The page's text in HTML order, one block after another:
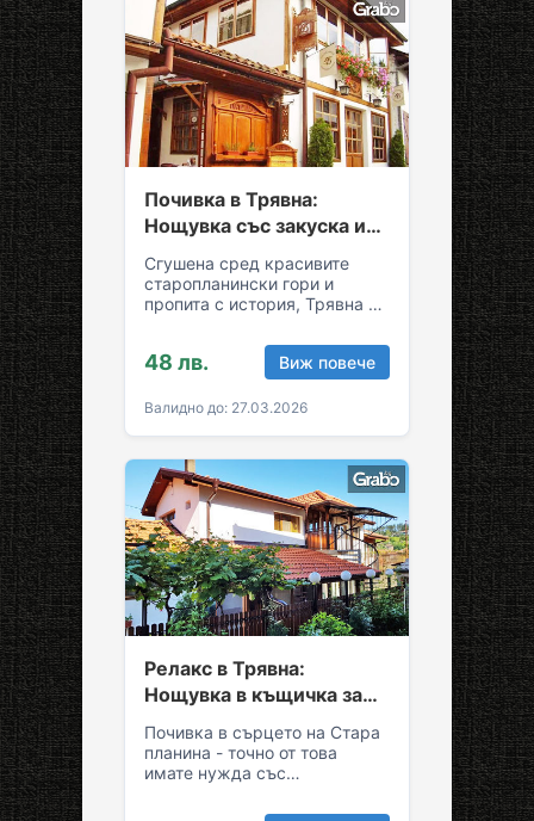
Почивка в Трявна:
Нощувка със закуска и
възможност за обяд и
вечеря
Сгушена сред красивите
старопланински гори и
пропита с история, Трявна е
спокойствие и култура!
Грабни ваучер за…
48 лв. Виж повече
Валидно до: 27.03.2026
Релакс в Трявна:
Нощувка в къщичка за
до седем души
Почивка в сърцето на Стара
планина - точно от това
имате нужда със
Съберете свежест и се…